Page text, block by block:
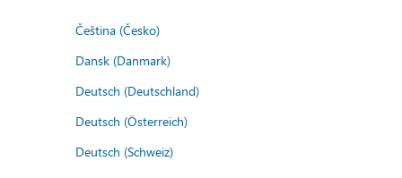
Čeština (Česko)
Dansk (Danmark)
Deutsch (Deutschland)
Deutsch (Österreich)
Deutsch (Schweiz)